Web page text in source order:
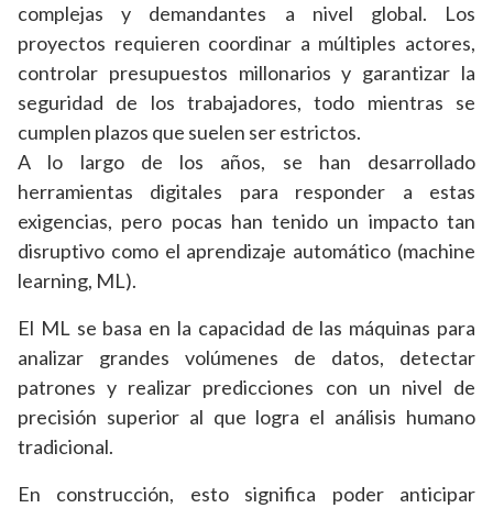
complejas y demandantes a nivel global. Los
proyectos requieren coordinar a múltiples actores,
controlar presupuestos millonarios y garantizar la
seguridad de los trabajadores, todo mientras se
cumplen plazos que suelen ser estrictos.
A lo largo de los años, se han desarrollado
herramientas digitales para responder a estas
exigencias, pero pocas han tenido un impacto tan
disruptivo como el aprendizaje automático (machine
learning, ML).
El ML se basa en la capacidad de las máquinas para
analizar grandes volúmenes de datos, detectar
patrones y realizar predicciones con un nivel de
precisión superior al que logra el análisis humano
tradicional.
En construcción, esto significa poder anticipar